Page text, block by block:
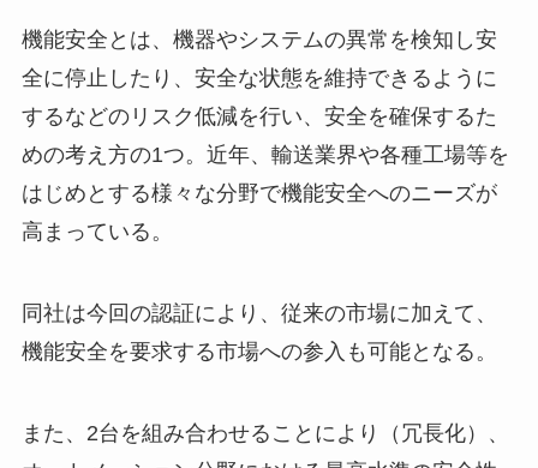
機能安全とは、機器やシステムの異常を検知し安
全に停止したり、安全な状態を維持できるように
するなどのリスク低減を行い、安全を確保するた
めの考え方の1つ。近年、輸送業界や各種工場等を
はじめとする様々な分野で機能安全へのニーズが
高まっている。
同社は今回の認証により、従来の市場に加えて、
機能安全を要求する市場への参入も可能となる。
また、2台を組み合わせることにより（冗長化）、